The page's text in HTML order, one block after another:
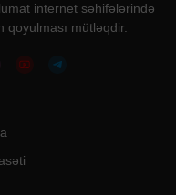
internet səhifələrində
mütləqdir.